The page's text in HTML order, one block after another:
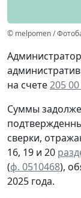
© melpomen /
на счете205
Суммы
сверки,
16, 19 и 20
(ф. 0510468),
2025 года.